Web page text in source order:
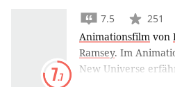
7.7
7.5 251
Animationsfilm von
Ramsey. Im
New Universe